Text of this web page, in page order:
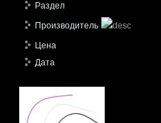
Раздел
Производитель
Цена
Дата